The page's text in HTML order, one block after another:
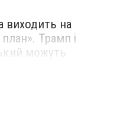
виходить на
Трамп і
можуть